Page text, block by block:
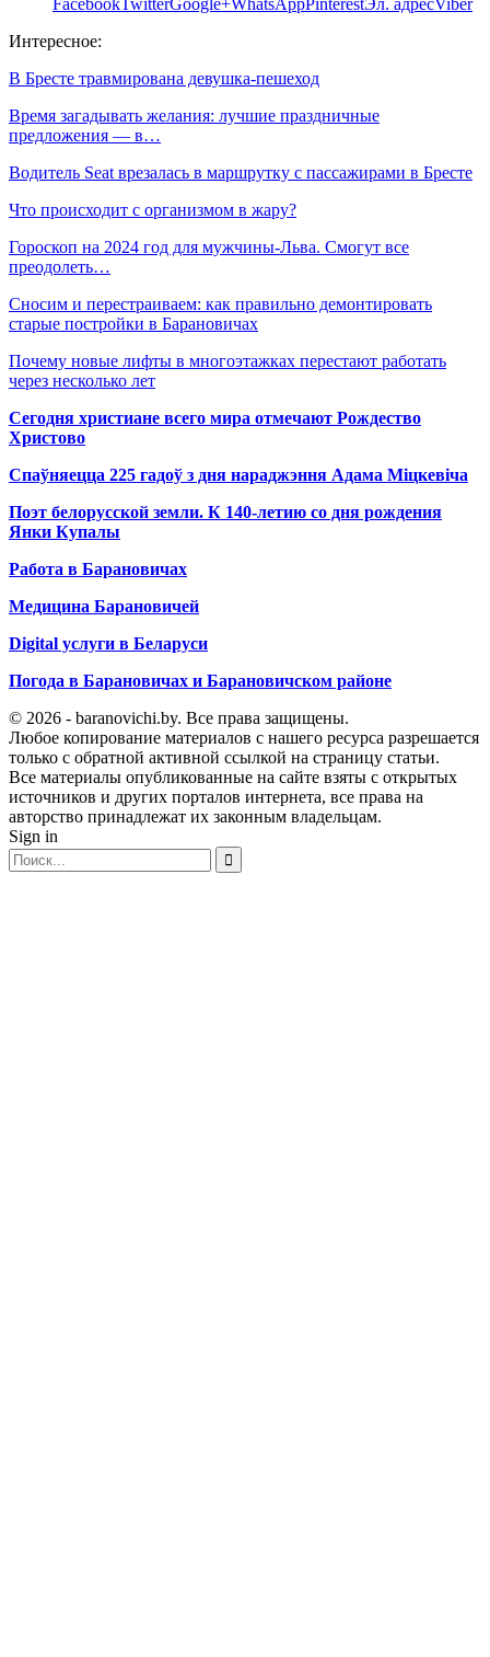
Facebook TwitterGoogle+WhatsAppPinterestЭл. адресViber
Интересное:
В Бресте травмирована девушка-пешеход
Время загадывать желания: лучшие праздничные
предложения — в…
Водитель Seat врезалась в маршрутку с пассажирами в Бресте
Что происходит с организмом в жару?
Гороскоп на 2024 год для мужчины-Льва. Смогут все
преодолеть…
Сносим и перестраиваем: как правильно демонтировать
старые постройки в Барановичах
Почему новые лифты в многоэтажках перестают работать
через несколько лет
Сегодня христиане всего мира отмечают Рождество
Христово
Спаўняецца 225 гадоў з дня нараджэння Адама Міцкевіча
Поэт белорусской земли. К 140-летию со дня рождения
Янки Купалы
Работа в Барановичах
Медицина Барановичей
Digital услуги в Беларуси
Погода в Барановичах и Барановичском районе
© 2026 - baranovichi.by. Все права защищены.
Любое копирование материалов с нашего ресурса разрешается
только с обратной активной ссылкой на страницу статьи.
Все материалы опубликованные на сайте взяты с открытых
источников и других порталов интернета, все права на
авторство принадлежат их законным владельцам.
Sign in